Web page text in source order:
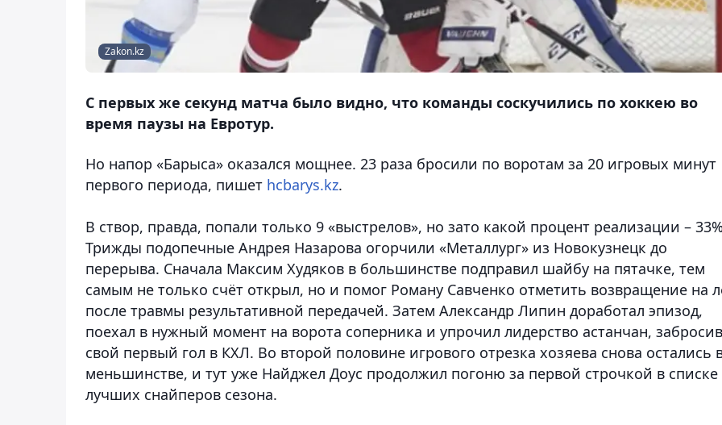
Zakon.kz
С первых же секунд матча было видно, что команды соскучились по хоккею во
время паузы на Евротур.
Но напор «Барыса» оказался мощнее. 23 раза бросили по воротам за 20 игровых минут
первого периода, пишет hcbarys.kz.
В створ, правда, попали только 9 «выстрелов», но зато какой процент реализации –
Трижды подопечные Андрея Назарова огорчили «Металлург» из Новокузнецк до
перерыва. Сначала Максим Худяков в большинстве подправил шайбу на пятачке, тем
самым не только счёт открыл, но и помог Роману Савченко отметить возвращение на
после травмы результативной передачей. Затем Александр Липин доработал эпизод,
поехал в нужный момент на ворота соперника и упрочил лидерство астанчан, забросив
свой первый гол в КХЛ. Во второй половине игрового отрезка хозяева снова остались
меньшинстве, и тут уже Найджел Доус продолжил погоню за первой строчкой в списке
лучших снайперов сезона.